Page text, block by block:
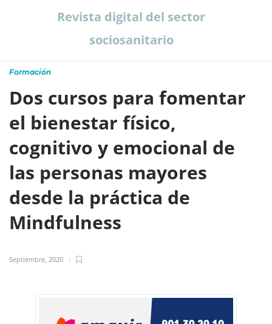
Revista digital del sector
sociosanitario
Formación
Dos cursos para fomentar
el bienestar físico,
cognitivo y emocional de
las personas mayores
desde la práctica de
Mindfulness
Septiembre, 2020